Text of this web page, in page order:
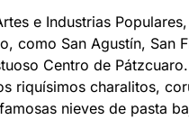
e Industrias
como San Agustín, San
Centro de
riquísimos charalitos,
nieves de pasta